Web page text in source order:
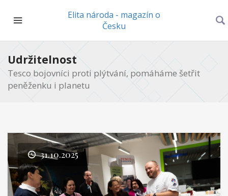
Elita národa - magazín o
Česku
Udržitelnost
Tesco bojovníci proti plýtvání, pomáháme šetřit
peněženku i planetu
31.10.2025